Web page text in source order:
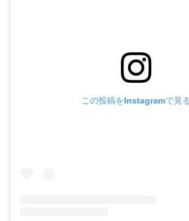
この投稿をInstagramで見る